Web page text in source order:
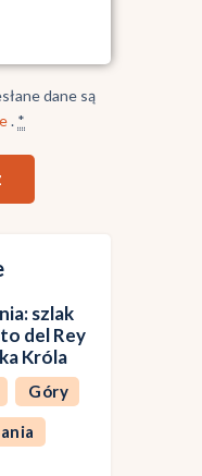
dane są
. *
szlak
del Rey
Króla
Góry